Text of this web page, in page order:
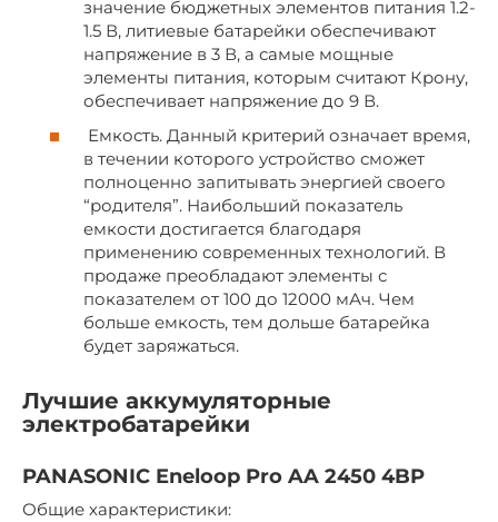
значение бюджетных элементов питания 1.2-
1.5 В, литиевые батарейки обеспечивают
напряжение в 3 В, а самые мощные
элементы питания, которым считают Крону,
обеспечивает напряжение до 9 В.
Емкость. Данный критерий означает время,
в течении которого устройство сможет
полноценно запитывать энергией своего
“родителя”. Наибольший показатель
емкости достигается благодаря
применению современных технологий. В
продаже преобладают элементы с
показателем от 100 до 12000 мАч. Чем
больше емкость, тем дольше батарейка
будет заряжаться.
Лучшие аккумуляторные
электробатарейки
PANASONIC Eneloop Pro AA 2450 4BP
Общие характеристики: